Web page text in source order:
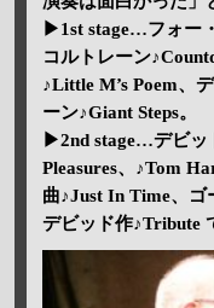
▶1st stage…フォー
コルトレーン
♪Little M’s Poem、
ーン♪Giant Steps。
▶2nd stage…デビッ
Pleasures、♪Tom
曲♪Just In Time、ゴ
デビッド作♪Tribute